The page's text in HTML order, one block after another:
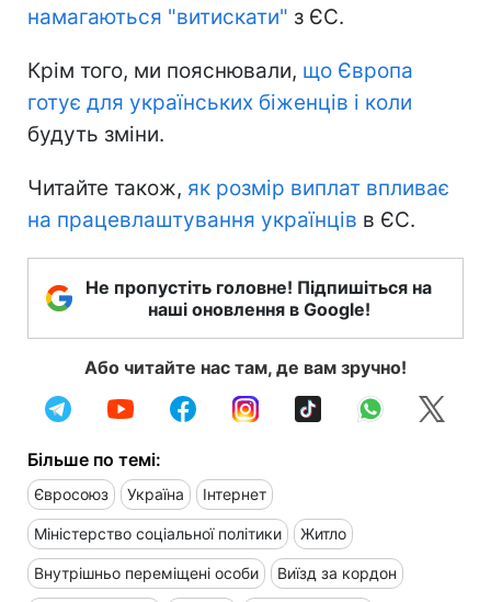
намагаються "витискати" з ЄС.
Крім того, ми пояснювали, що Європа
готує для українських біженців і коли
будуть зміни.
Читайте також, як розмір виплат впливає
на працевлаштування українців в ЄС.
Не пропустіть головне! Підпишіться на
наші оновлення в Google!
Або читайте нас там, де вам зручно!
Більше по темі:
Євросоюз Україна Інтернет
Міністерство соціальної політики Житло
Внутрішньо переміщені особи Виїзд за кордон